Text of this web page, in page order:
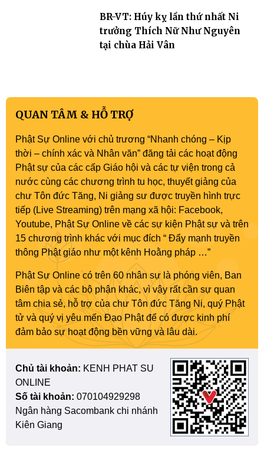
BR-VT: Húy kỵ lần thứ nhất Ni
trưởng Thích Nữ Như Nguyên
tại chùa Hải Vân
QUAN TÂM & HỖ TRỢ
Phật Sự Online với chủ trương “Nhanh chóng – Kịp
thời – chính xác và Nhân văn” đăng tải các hoạt động
Phật sự của các cấp Giáo hội và các tự viện trong cả
nước cùng các chương trình tu học, thuyết giảng của
chư Tôn đức Tăng, Ni giảng sư được truyền hình trực
tiếp (Live Streaming) trên mạng xã hội: Facebook,
Youtube, Phật Sự Online về các sự kiện Phật sự và trên
15 chương trình khác với mục đích “ Đẩy mạnh truyền
thông Phật giáo như một kênh Hoằng pháp …”
Phật Sự Online có trên 60 nhân sự là phóng viên, Ban
Biên tập và các bộ phận khác, vì vậy rất cần sự quan
tâm chia sẻ, hỗ trợ của chư Tôn đức Tăng Ni, quý Phật
tử và quý vị yêu mến Đạo Phật để có được kinh phí
đảm bảo sự hoạt động bền vững và lâu dài.
Chủ tài khoản: KENH PHAT SU
ONLINE
Số tài khoản: 070104929298
Ngân hàng Sacombank chi nhánh
Kiên Giang